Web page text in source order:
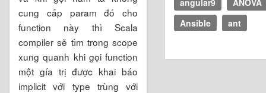
cung cấp param đó cho
function này thì Scala
compiler sẽ tìm trong scope
xung quanh khi gọi function
một gía trị được khai báo
implicit với type trùng với
Ansible
ant